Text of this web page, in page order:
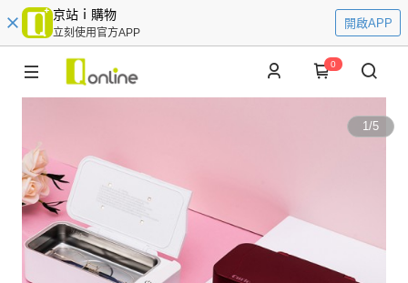
京站ｉ購物
立刻使用官方APP
開啟APP
0
1/5